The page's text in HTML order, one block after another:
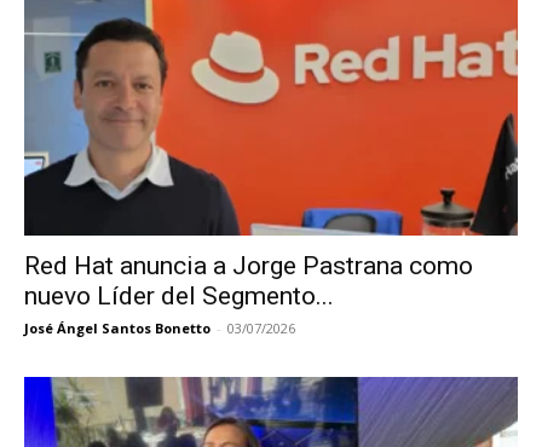
Red Hat anuncia a Jorge Pastrana como
nuevo Líder del Segmento...
José Ángel Santos Bonetto - 03/07/2026